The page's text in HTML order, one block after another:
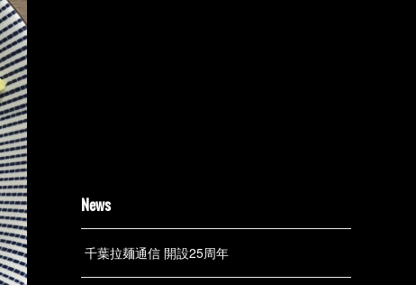
News
千葉拉麺通信 開設25周年